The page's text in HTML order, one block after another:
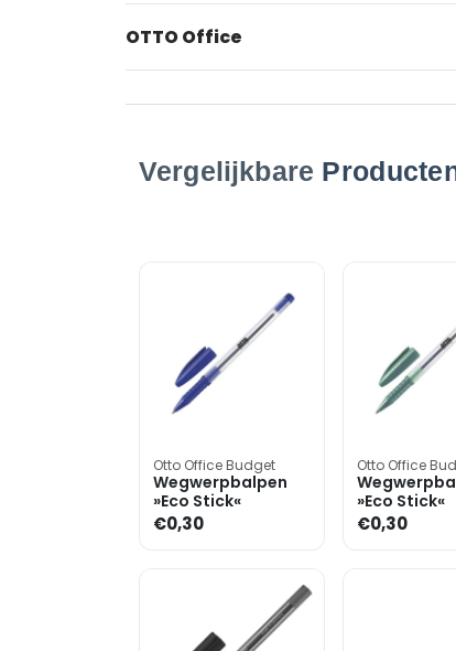
OTTO Office
Vergelijkbare
Otto Office Budget
Wegwerpbalpen
»Eco Stick«
€0,30
Otto Office
»Eco Stick«
€0,30